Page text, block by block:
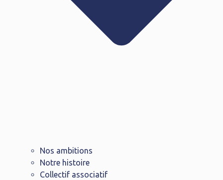
Nos ambitions
Notre histoire
Collectif associatif